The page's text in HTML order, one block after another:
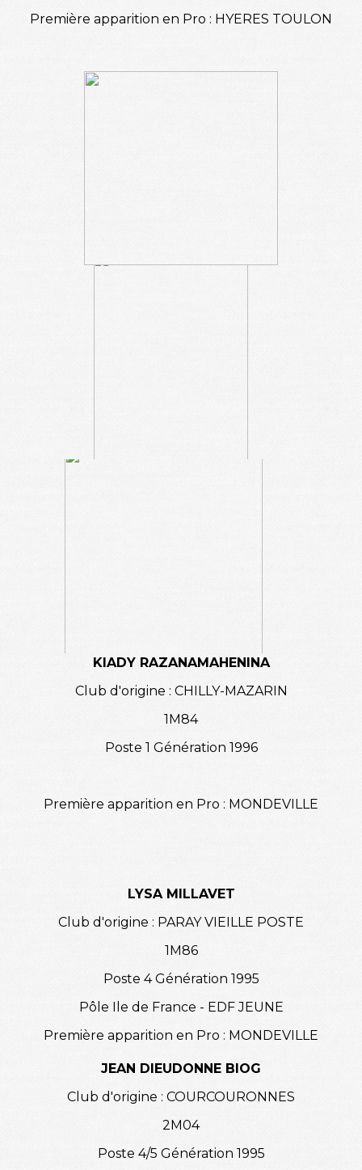
Première apparition en Pro : HYERES TOULON
KIADY RAZANAMAHENINA
Club d'origine : CHILLY-MAZARIN
1M84
Poste 1 Génération 1996
Première apparition en Pro : MONDEVILLE
LYSA MILLAVET
Club d'origine : PARAY VIEILLE POSTE
1M86
Poste 4 Génération 1995
Pôle Ile de France - EDF JEUNE
Première apparition en Pro : MONDEVILLE
JEAN DIEUDONNE BIOG
Club d'origine : COURCOURONNES
2M04
Poste 4/5 Génération 1995